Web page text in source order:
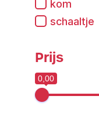
kom
schaaltje
Prijs
0,00